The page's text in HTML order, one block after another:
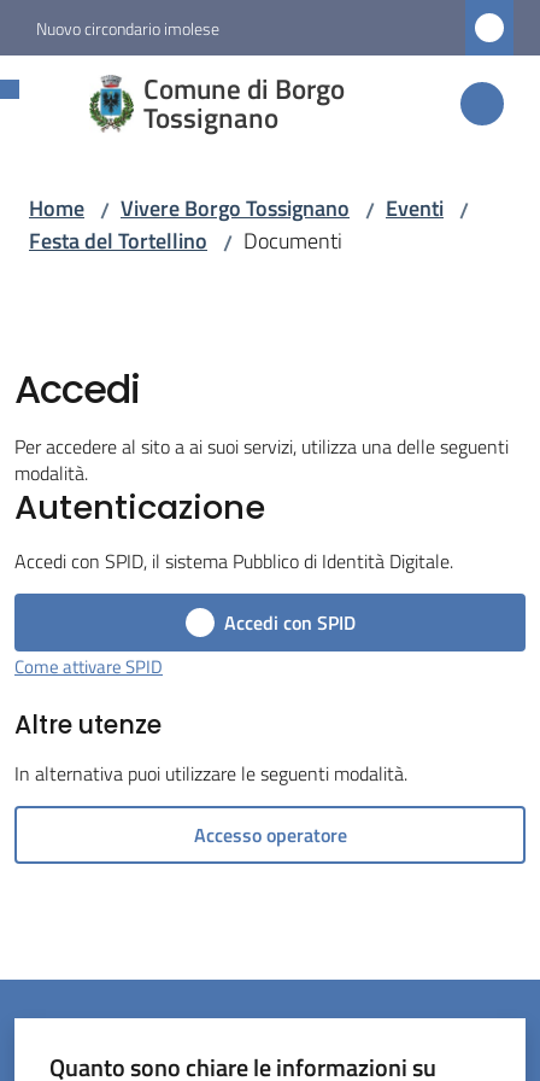
Vai al contenuto
Vai alla navigazione
Vai al footer
Nuovo circondario imolese
Comune di Borgo
Tossignano
Comune di
Borgo
Servizi
Vivere
Borgo
Menu selezionato
Servizi
line
Prenotazioni
Home / Vivere Borgo Tossignano / Eventi /
Festa del Tortellino / Documenti
Accedi
Per accedere al sito a ai suoi servizi, utilizza una delle seguenti
modalità.
Autenticazione
Accedi con SPID, il sistema Pubblico di Identità Digitale.
Accedi con SPID
Come attivare SPID
Altre utenze
In alternativa puoi utilizzare le seguenti modalità.
Accesso operatore
Quanto sono chiare le informazioni su